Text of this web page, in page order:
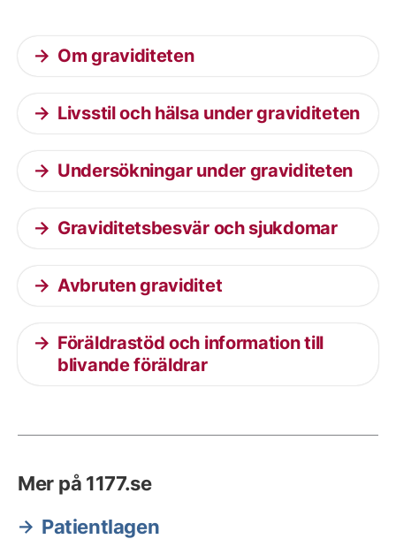
Om graviditeten
Livsstil och hälsa under graviditeten
Undersökningar under graviditeten
Graviditetsbesvär och sjukdomar
Avbruten graviditet
Föräldrastöd och information till
blivande föräldrar
Mer på 1177.se
Patientlagen